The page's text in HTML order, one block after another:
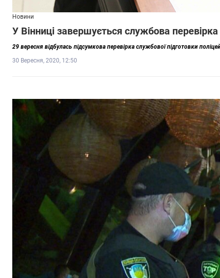
Новини
У Вінниці завершується службова перевірка
29 вересня відбулась підсумкова перевірка службової підготовки
30 Вересня, 2020, 12:50